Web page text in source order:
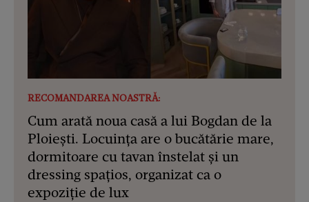
RECOMANDAREA NOASTRĂ:
Cum arată noua casă a lui Bogdan de la
Ploiești. Locuința are o bucătărie mare,
dormitoare cu tavan înstelat și un
dressing spațios, organizat ca o
expoziție de lux